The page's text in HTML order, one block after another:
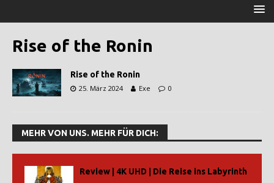
Rise of the Ronin
Rise of the Ronin
25. März 2024 Exe 0
MEHR VON UNS. MEHR FÜR DICH:
Review | 4K UHD | Die Reise ins Labyrinth